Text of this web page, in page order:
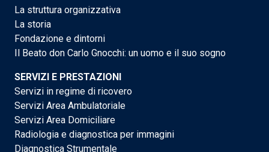
La struttura organizzativa
La storia
Fondazione e dintorni
Il Beato don Carlo Gnocchi: un uomo e il suo sogno
SERVIZI E PRESTAZIONI
Servizi in regime di ricovero
Servizi Area Ambulatoriale
Servizi Area Domiciliare
Radiologia e diagnostica per immagini
Diagnostica Strumentale